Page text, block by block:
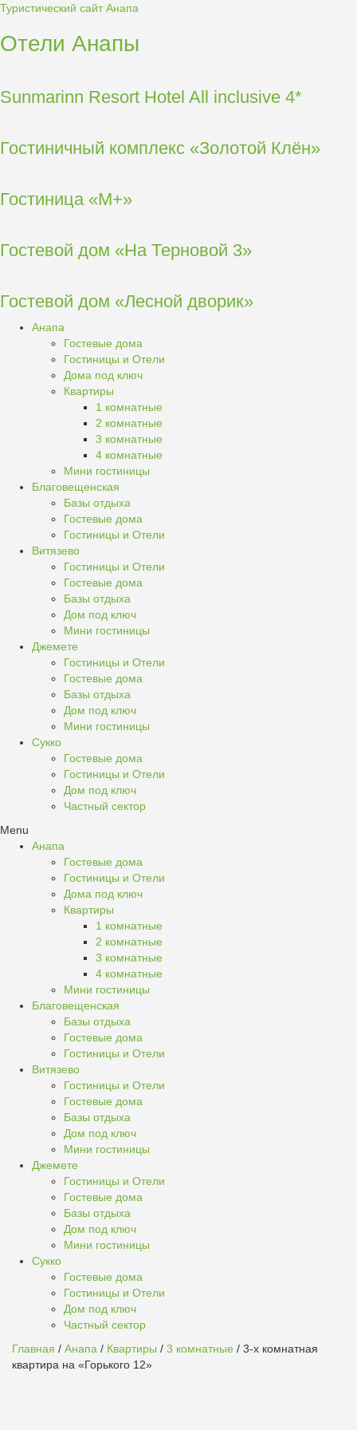
Туристический сайт Анапа
Отели Анапы
Sunmarinn Resort Hotel All inclusive 4*
Гостиничный комплекс «Золотой Клён»
Гостиница «М+»
Гостевой дом «На Терновой 3»
Гостевой дом «Лесной дворик»
Анапа
Гостевые дома
Гостиницы и Отели
Дома под ключ
Квартиры
1 комнатные
2 комнатные
3 комнатные
4 комнатные
Мини гостиницы
Благовещенская
Базы отдыха
Гостевые дома
Гостиницы и Отели
Витязево
Гостиницы и Отели
Гостевые дома
Базы отдыха
Дом под ключ
Мини гостиницы
Джемете
Гостиницы и Отели
Гостевые дома
Базы отдыха
Дом под ключ
Мини гостиницы
Сукко
Гостевые дома
Гостиницы и Отели
Дом под ключ
Частный сектор
Menu
Анапа
Гостевые дома
Гостиницы и Отели
Дома под ключ
Квартиры
1 комнатные
2 комнатные
3 комнатные
4 комнатные
Мини гостиницы
Благовещенская
Базы отдыха
Гостевые дома
Гостиницы и Отели
Витязево
Гостиницы и Отели
Гостевые дома
Базы отдыха
Дом под ключ
Мини гостиницы
Джемете
Гостиницы и Отели
Гостевые дома
Базы отдыха
Дом под ключ
Мини гостиницы
Сукко
Гостевые дома
Гостиницы и Отели
Дом под ключ
Частный сектор
Главная / Анапа / Квартиры / 3 комнатные / 3-х комнатная
квартира на «Горького 12»